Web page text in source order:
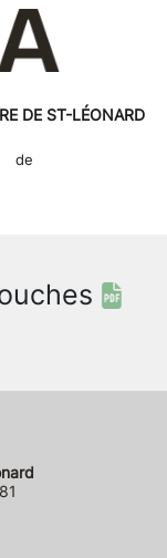
DE ST-LÉONARD
de